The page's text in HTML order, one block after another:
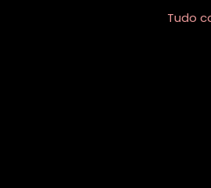
Tudo